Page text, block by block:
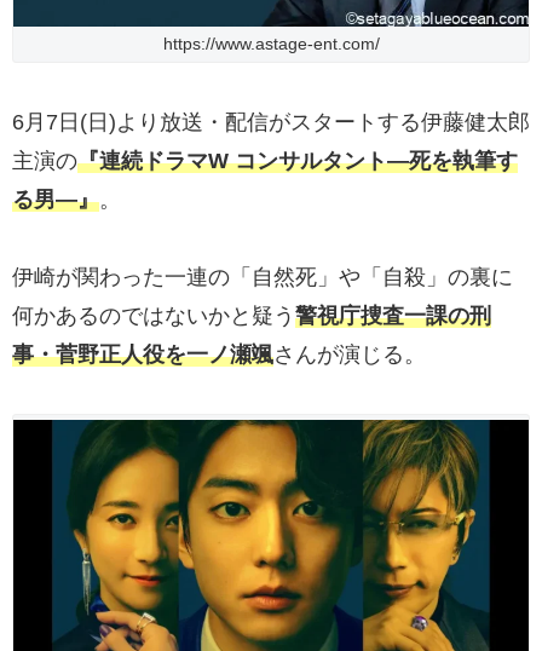
https://www.astage-ent.com/
6月7日(日)より放送・配信がスタートする伊藤健太郎
主演の『連続ドラマW コンサルタント―死を執筆す
る男―』。
伊崎が関わった一連の「自然死」や「自殺」の裏に
何かあるのではないかと疑う 警視庁捜査一課の刑
事・菅野正人役を一ノ瀬颯さんが演じる。